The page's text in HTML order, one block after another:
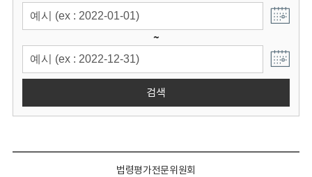
~
검색
법령평가전문위원회